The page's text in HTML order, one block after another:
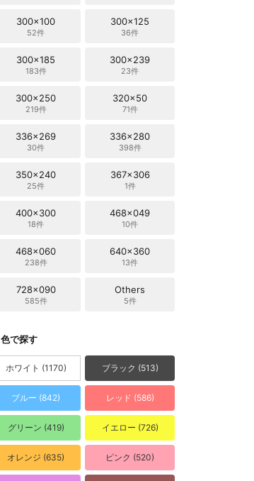
300x100
52件
300x125
36件
300x185
183件
300x239
23件
300x250
219件
320x50
71件
336x269
30件
336x280
398件
350x240
25件
367x306
1件
400x300
18件
468x049
10件
468x060
238件
640x360
13件
728x090
585件
Others
5件
色で探す
ホワイト (1170) ブラック (513)
ブルー (842) レッド (586)
グリーン (419) イエロー (726)
オレンジ (635) ピンク (520)